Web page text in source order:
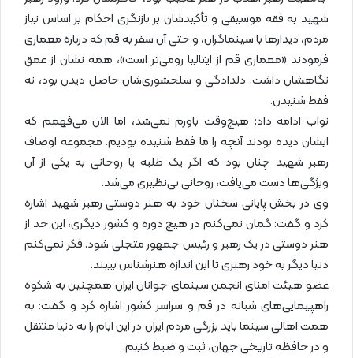
شهید به فقه موسیقی و تأکیدشان بر بازنگری احکام بر اساس نیاز
مردم، دیدارها با سینماگران، و حتی آن سفر به قم که درباره معماری
فرمودند «معماری قم از ایتالیا رومی‌تر است»، همه نشان از عمق
نگاهشان داشت. دلدادگی و سلحشوری‌شان حاصل دیدن بود، نه
فقط شنیدن.
نواب ادامه داد: هیچ‌وقت باورم نمی‌شد، اما الان می‌فهمم که
ایشان دیده بودند آنچه را ما فقط شنیده بودیم. مجموعه اوصاف
رهبر شهید چنان بود که اگر یک طلبه یا روحانی به یکی از آن
ویژگی‌ها دست می‌یافت، روحانی بی‌نظیری می‌شد.
وی در بخش پایانی سخنان خود به هنر دوستی رهبر شهید اشاره
کرد و گفت: گمان نمی‌کنم در هیچ دوره و کشور دیگری، این حد از
هنر دوستی در یک رهبر و رئیس جمهور متجلی شود. فکر نمی‌کنم
دنیا دیگر به خود رهبری تا این اندازه هنرشناس ببیند.
عضو هیئت امنای انجمن سینمای جوانان ایران همچنین به شکوه
راهپیمایی‌های شبانه در قم و سراسر کشور اشاره کرد و گفت: به
همت اهالی سینما باید بزرگی مردم ایران در این ایام را به دنیا منتقل
و در حافظه تاریخی جهان، ثبت و ضبط کنیم.